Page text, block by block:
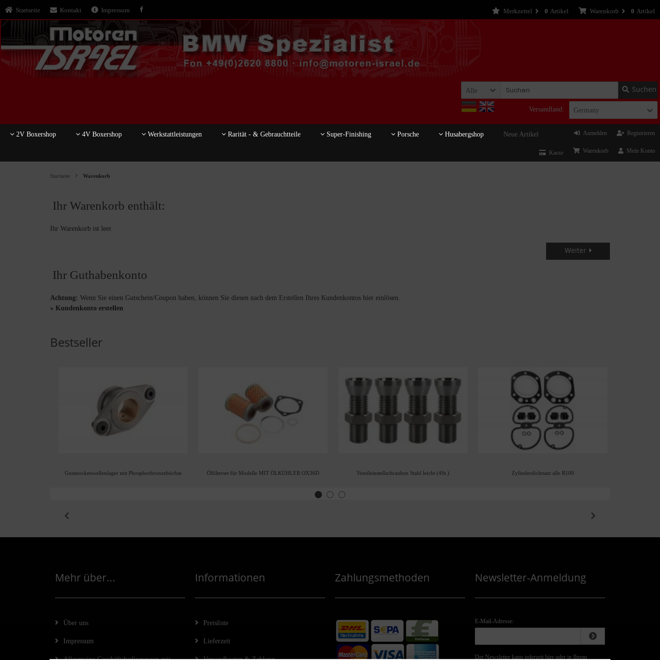
Startseite Kontakt Impressum Warenkorb 0 Artikel
Merkzettel 0 Artikel
Alle Suchen
Versandland: Germany
2V Boxershop 4V Boxershop Werkstattleistungen Rarität - & Gebrauchtteile Super-Finishing Porsche Husabergshop Neue Artikel Registrieren
Anmelden
Mein Konto
Warenkorb
Kasse
Startseite Warenkorb
Ihr Warenkorb enthält:
Ihr Warenkorb ist leer.
Weiter
Ihr Guthabenkonto
Achtung: Wenn Sie einen Gutschein/Coupon haben, können Sie diesen nach dem Erstellen Ihres Kundenkontos hier einlösen.
» Kundenkonto erstellen
Bestseller
Gussnockenwellenlager mit Phosphorbronzebüchse Ölfilterset für Modelle MIT ÖLKÜHLER OX36D Ventileinstellschrauben Stahl leicht (4St.) Zylinderdichtsatz alle R100
Mehr über...
Über uns
Impressum
Informationen
Preisliste
Lieferzeit
Zahlungsmethoden Newsletter-Anmeldung
E-Mail-Adresse:
Der Newsletter kann jederzeit hier oder in Ihrem